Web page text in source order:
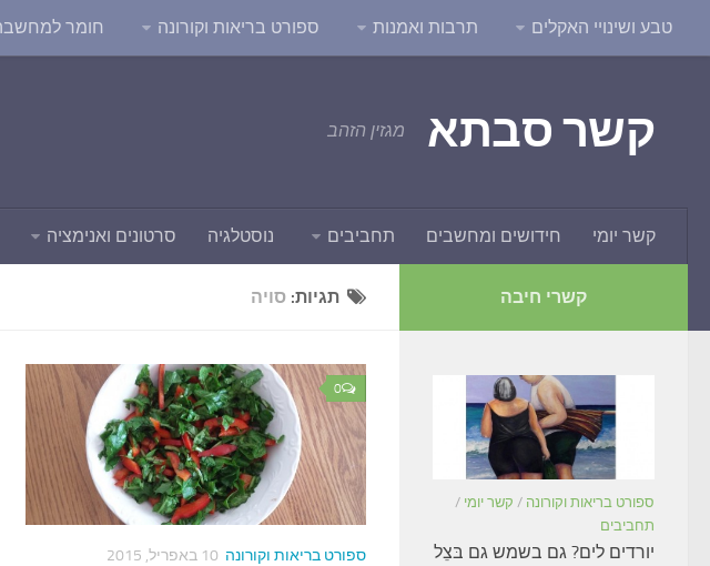
טבע ושינויי האקלים תרבות ואמנות ספורט בריאות וקורונה חומר
קשר סבתא מגזין הזהב
קשר יומי חידושים ומחשבים תחביבים נוסטלגיה סרטונים ואנימציה
תגיות: סויה
0
ספורט בריאות וקורונה 10 באפריל, 2015
קשרי חיבה
ספורט בריאות וקורונה / קשר יומי /
תחביבים
יורדים לים? גם בשמש גם בּצֵל